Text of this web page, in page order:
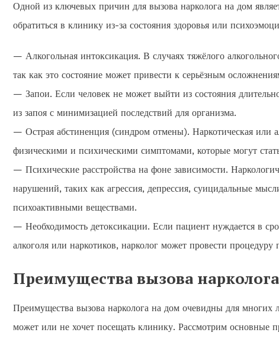
Одной из ключевых причин для вызова нарколога на дом
обратиться в клинику из-за состояния здоровья или
— Алкогольная интоксикация. В случаях тяжёлого
так как это состояние может привести к серьёзным
— Запои. Если человек не может выйти из состояния
из запоя с минимизацией последствий для организма.
— Острая абстиненция (синдром отмены). Наркотическая или
физическими и психическими симптомами, которые могут
— Психические расстройства на фоне зависимости.
нарушений, таких как агрессия, депрессия, суицидальные
психоактивными веществами.
— Необходимость детоксикации. Если пациент нуждается в
алкоголя или наркотиков, нарколог может провести процедуру
Преимущества вызова
Преимущества вызова нарколога на дом очевидны для многих
может или не хочет посещать клинику. Рассмотрим основные